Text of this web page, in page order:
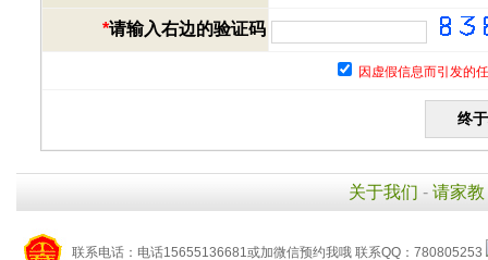
*请输入右边的验证码
因虚假信息而引发的
关于我们 - 请家教
联系电话：电话15655136681或加微信预约我哦 联系QQ：780805253